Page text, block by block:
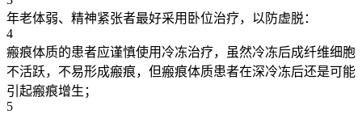
年老体弱、精神紧张者最好采用卧位治疗，以防虚脱：
4
瘢痕体质的患者应谨慎使用冷冻治疗，虽然冷冻后成纤维细胞
不活跃，不易形成瘢痕，但瘢痕体质患者在深冷冻后还是可能
引起瘢痕增生；
5